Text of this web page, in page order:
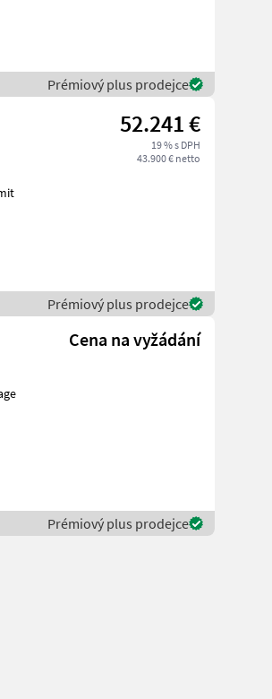
Prémiový plus prodejce
52.241 €
19 % s DPH
43.900 € netto
Prémiový plus prodejce
Cena na vyžádání
Prémiový plus prodejce